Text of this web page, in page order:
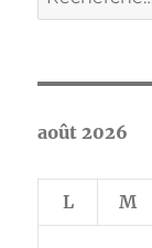
pour :
août 2026
L M